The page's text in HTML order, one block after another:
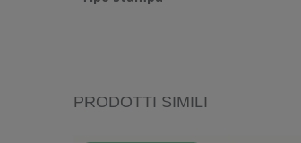
PRODOTTI SIMILI